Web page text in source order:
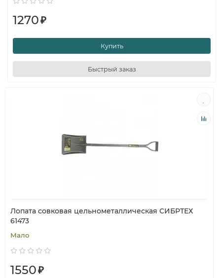
1270₽
Купить
Быстрый заказ
Лопата совковая цельнометаллическая СИБРТЕХ
61473
Мало
1550₽